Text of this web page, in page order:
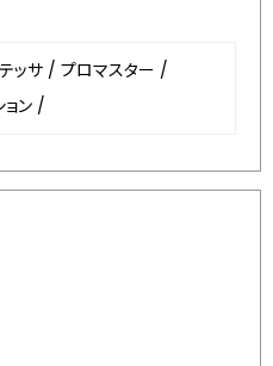
ッサ / プロマスター /
ン /